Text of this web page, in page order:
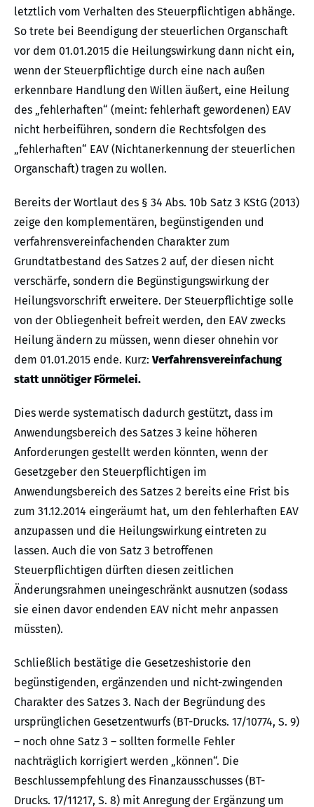
letztlich vom Verhalten des Steuerpflichtigen abhänge.
So trete bei Beendigung der steuerlichen Organschaft
vor dem 01.01.2015 die Heilungswirkung dann nicht ein,
wenn der Steuerpflichtige durch eine nach außen
erkennbare Handlung den Willen äußert, eine Heilung
des „fehlerhaften“ (meint: fehlerhaft gewordenen) EAV
nicht herbeiführen, sondern die Rechtsfolgen des
„fehlerhaften“ EAV (Nichtanerkennung der steuerlichen
Organschaft) tragen zu wollen.
Bereits der Wortlaut des § 34 Abs. 10b Satz 3 KStG (2013)
zeige den komplementären, begünstigenden und
verfahrensvereinfachenden Charakter zum
Grundtatbestand des Satzes 2 auf, der diesen nicht
verschärfe, sondern die Begünstigungswirkung der
Heilungsvorschrift erweitere. Der Steuerpflichtige solle
von der Obliegenheit befreit werden, den EAV zwecks
Heilung ändern zu müssen, wenn dieser ohnehin vor
dem 01.01.2015 ende. Kurz:Verfahrensvereinfachung
statt unnötiger Förmelei.
Dies werde systematisch dadurch gestützt, dass im
Anwendungsbereich des Satzes 3 keine höheren
Anforderungen gestellt werden könnten, wenn der
Gesetzgeber den Steuerpflichtigen im
Anwendungsbereich des Satzes 2 bereits eine Frist bis
zum 31.12.2014 eingeräumt hat, um den fehlerhaften EAV
anzupassen und die Heilungswirkung eintreten zu
lassen. Auch die von Satz 3 betroffenen
Steuerpflichtigen dürften diesen zeitlichen
Änderungsrahmen uneingeschränkt ausnutzen (sodass
sie einen davor endenden EAV nicht mehr anpassen
müssten).
Schließlich bestätige die Gesetzeshistorie den
begünstigenden, ergänzenden und nicht-zwingenden
Charakter des Satzes 3. Nach der Begründung des
ursprünglichen Gesetzentwurfs (BT-Drucks. 17/10774, S. 9)
– noch ohne Satz 3 – sollten formelle Fehler
nachträglich korrigiert werden „können“. Die
Beschlussempfehlung des Finanzausschusses (BT-
Drucks. 17/11217, S. 8) mit Anregung der Ergänzung um